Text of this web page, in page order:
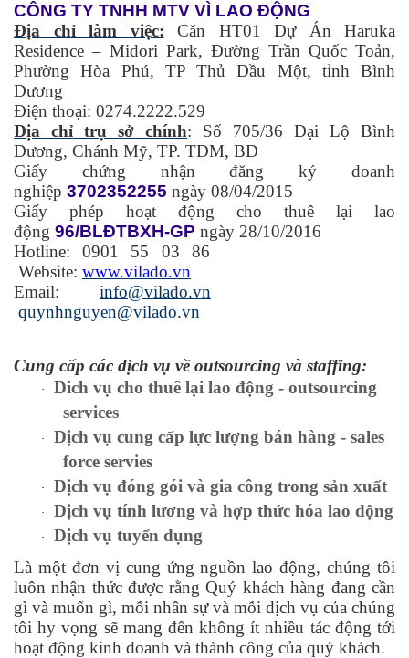
CÔNG TY TNHH MTV VÌ LAO ĐỘNG
Địa chỉ làm việc: Căn HT01 Dự Án Haruka
Residence – Midori Park, Đường Trần Quốc Toản,
Phường Hòa Phú, TP Thủ Dầu Một, tỉnh Bình
Dương
Điện thoại: 0274.2222.529
Địa chỉ trụ sở chính: Số 705/36 Đại Lộ Bình
Dương, Chánh Mỹ, TP. TDM, BD
Giấy chứng nhận đăng ký doanh
nghiệp 3702352255 ngày 08/04/2015
Giấy phép hoạt động cho thuê lại lao
động 96/BLĐTBXH-GP ngày 28/10/2016
Hotline: 0901 55 03 86
Website: www.vilado.vn
Email: info@vilado.vn
quynhnguyen@vilado.vn
Cung cấp các dịch vụ về outsourcing và staffing:
·
Dich vụ cho thuê lại lao động - outsourcing
services
·
Dịch vụ cung cấp lực lượng bán hàng - sales
force servies
· Dịch vụ đóng gói và gia công trong sản xuất
· Dịch vụ tính lương và hợp thức hóa lao động
·
Dịch vụ tuyển dụng
Là một đơn vị cung ứng nguồn lao động, chúng tôi
luôn nhận thức được rằng Quý khách hàng đang cần
gì và muốn gì, mỗi nhân sự và mỗi dịch vụ của chúng
tôi hy vọng sẽ mang đến không ít nhiều tác động tới
hoạt động kinh doanh và thành công của quý khách.